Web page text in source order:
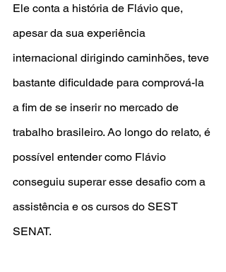
Ele conta a história de Flávio que,
apesar da sua experiência
internacional dirigindo caminhões, teve
bastante dificuldade para comprová-la
a fim de se inserir no mercado de
trabalho brasileiro. Ao longo do relato, é
possível entender como Flávio
conseguiu superar esse desafio com a
assistência e os cursos do SEST
SENAT.